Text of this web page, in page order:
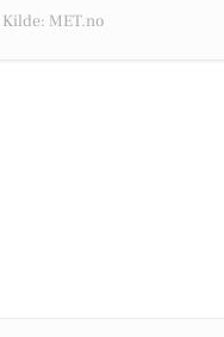
Kilde: MET.no